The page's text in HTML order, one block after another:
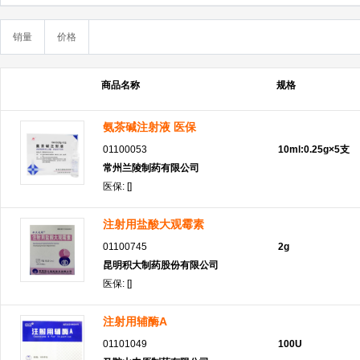
销量 价格
商品名称 规格
氨茶碱注射液 医保
01100053
常州兰陵制药有限公司
医保: []
10ml:0.25g×5支
注射用盐酸大观霉素
01100745
昆明积大制药股份有限公司
医保: []
2g
注射用辅酶A
01101049
100U